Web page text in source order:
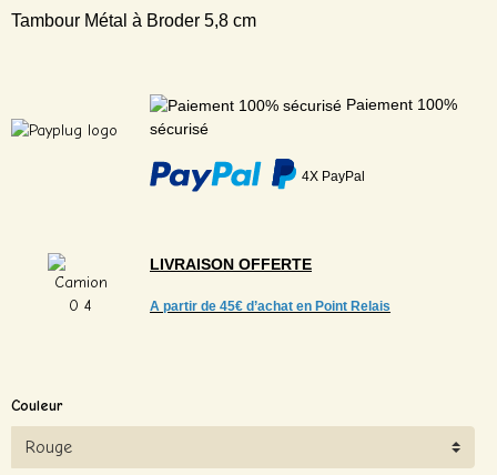
Tambour Métal à Broder 5,8 cm
Paiement 100%
sécurisé
4X PayPal
LIVRAISON OFFERTE
A partir de 45€ d’achat en Point Relais
Couleur